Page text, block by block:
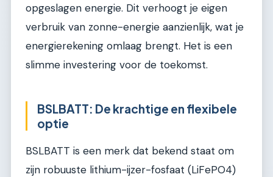
opgeslagen energie. Dit verhoogt je eigen
verbruik van zonne-energie aanzienlijk, wat je
energierekening omlaag brengt. Het is een
slimme investering voor de toekomst.
BSLBATT: De krachtige en flexibele
optie
BSLBATT is een merk dat bekend staat om
zijn robuuste lithium-ijzer-fosfaat (LiFePO4)